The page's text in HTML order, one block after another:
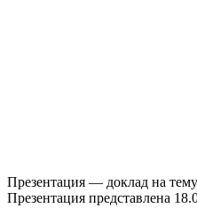
Презентация — доклад на
Презентация представлена